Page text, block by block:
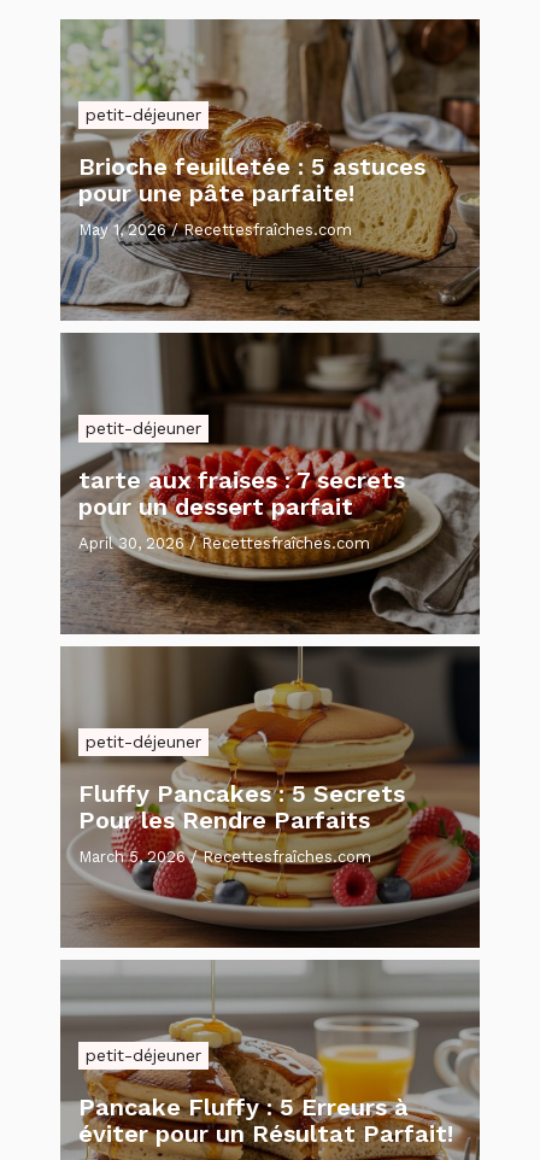
petit-déjeuner
Brioche feuilletée : 5 astuces
pour une pâte parfaite!
May 1, 2026/Recettesfraîches.com
petit-déjeuner
tarte aux fraises : 7 secrets
pour un dessert parfait
April 30, 2026/Recettesfraîches.com
petit-déjeuner
Fluffy Pancakes : 5 Secrets
Pour les Rendre Parfaits
March 5, 2026/Recettesfraîches.com
petit-déjeuner
Pancake Fluffy : 5 Erreurs à
éviter pour un Résultat Parfait!